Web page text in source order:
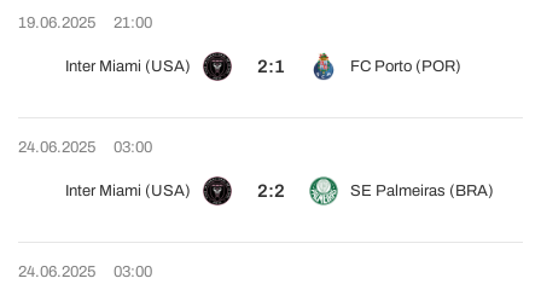
19.06.2025 21:00
Inter Miami (USA) 2:1 FC Porto (POR)
24.06.2025 03:00
Inter Miami (USA) 2:2 SE Palmeiras (BRA)
24.06.2025 03:00